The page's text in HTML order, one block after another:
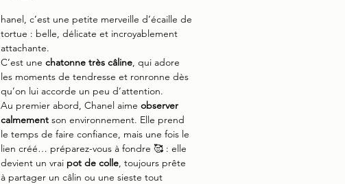
hanel, c’est une petite merveille d’écaille de
tortue : belle, délicate et incroyablement
attachante.
C’est une chatonne très câline, qui adore
les moments de tendresse et ronronne dès
qu’on lui accorde un peu d’attention.
Au premier abord, Chanel aime observer
calmement son environnement. Elle prend
le temps de faire confiance, mais une fois le
lien créé… préparez-vous à fondre 🥰 : elle
devient un vrai pot de colle, toujours prête
à partager un câlin ou une sieste tout